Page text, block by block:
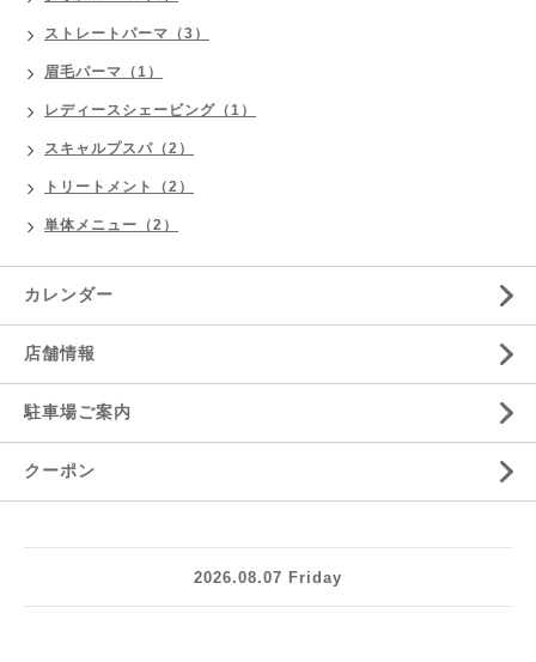
ストレートパーマ（3）
眉毛パーマ（1）
レディースシェービング（1）
スキャルプスパ（2）
トリートメント（2）
単体メニュー（2）
カレンダー
店舗情報
駐車場ご案内
クーポン
2026.08.07 Friday